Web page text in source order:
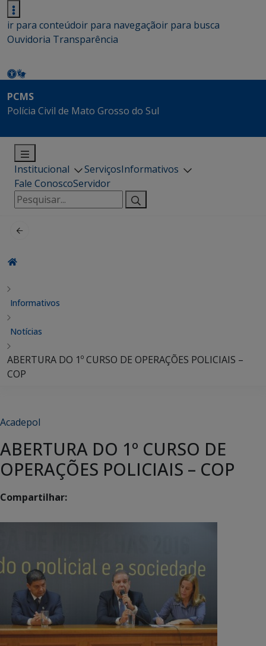
ir para conteúdoir para navegaçãoir para busca
Ouvidoria Transparência
PCMS
Polícia Civil de Mato Grosso do Sul
Institucional ServiçosInformativos
Fale ConoscoServidor
Pesquisar
por:
Informativos
Notícias
ABERTURA DO 1º CURSO DE OPERAÇÕES POLICIAIS –
COP
Acadepol
ABERTURA DO 1º CURSO DE
OPERAÇÕES POLICIAIS – COP
Compartilhar: